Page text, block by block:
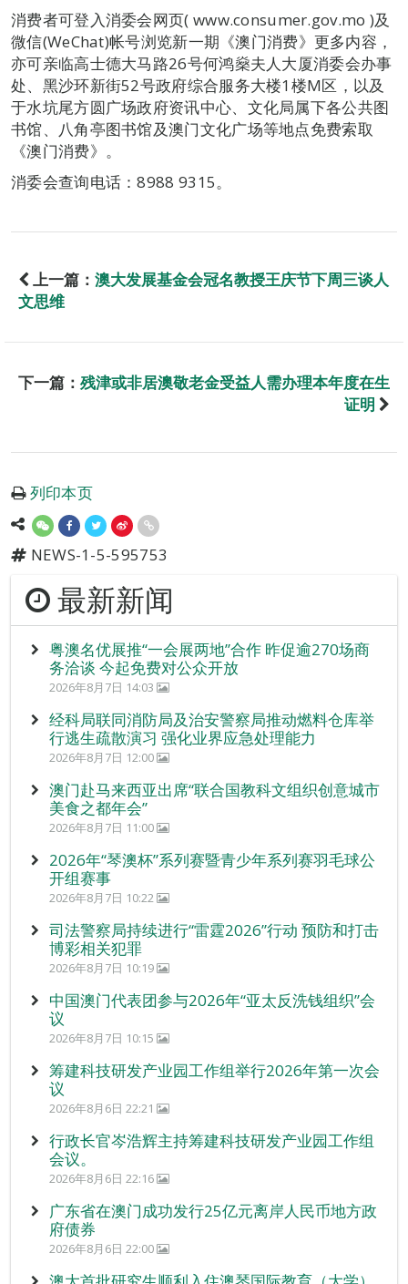
消费者可登入消委会网页( www.consumer.gov.mo )及
微信(WeChat)帐号浏览新一期《澳门消费》更多内容，
亦可亲临高士德大马路26号何鸿燊夫人大厦消委会办事
处、黑沙环新街52号政府综合服务大楼1楼M区，以及
于水坑尾方圆广场政府资讯中心、文化局属下各公共图
书馆、八角亭图书馆及澳门文化广场等地点免费索取
《澳门消费》。
消委会查询电话：8988 9315。
上一篇： 澳大发展基金会冠名教授王庆节下周三谈人
文思维
下一篇： 残津或非居澳敬老金受益人需办理本年度在生
证明
列印本页
NEWS-1-5-595753
最新新闻
粤澳名优展推“一会展两地”合作 昨促逾270场商
务洽谈 今起免费对公众开放
2026年8月7日 14:03
经科局联同消防局及治安警察局推动燃料仓库举
行逃生疏散演习 强化业界应急处理能力
2026年8月7日 12:00
澳门赴马来西亚出席“联合国教科文组织创意城市
美食之都年会”
2026年8月7日 11:00
2026年“琴澳杯”系列赛暨青少年系列赛羽毛球公
开组赛事
2026年8月7日 10:22
司法警察局持续进行“雷霆2026”行动 预防和打击
博彩相关犯罪
2026年8月7日 10:19
中国澳门代表团参与2026年“亚太反洗钱组织”会
议
2026年8月7日 10:15
筹建科技研发产业园工作组举行2026年第一次会
议
2026年8月6日 22:21
行政长官岑浩辉主持筹建科技研发产业园工作组
会议。
2026年8月6日 22:16
广东省在澳门成功发行25亿元离岸人民币地方政
府债券
2026年8月6日 22:00